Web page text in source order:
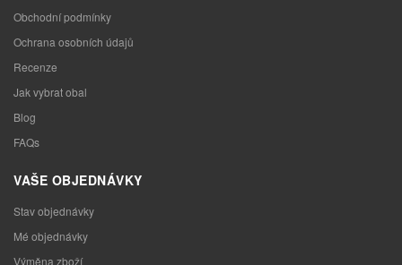
Obchodní podmínky
Ochrana osobních údajů
Recenze
Jak vybrat obal
Blog
FAQs
VAŠE OBJEDNÁVKY
Stav objednávky
Mé objednávky
Výměna zboží